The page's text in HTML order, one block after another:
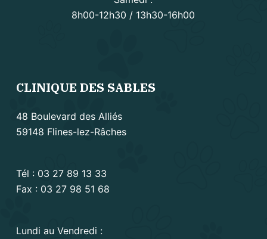
8h00-12h30 / 13h30-16h00
CLINIQUE DES SABLES
48 Boulevard des Alliés
59148 Flines-lez-Râches
Tél : 03 27 89 13 33
Fax : 03 27 98 51 68
Lundi au Vendredi :